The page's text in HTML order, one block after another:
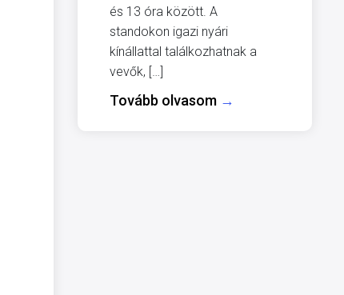
és 13 óra között. A
standokon igazi nyári
kínállattal találkozhatnak a
vevők, […]
Tovább olvasom →